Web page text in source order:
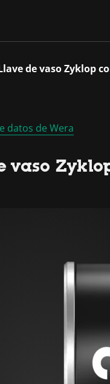
de vaso Zyklop
datos de Wera
vaso